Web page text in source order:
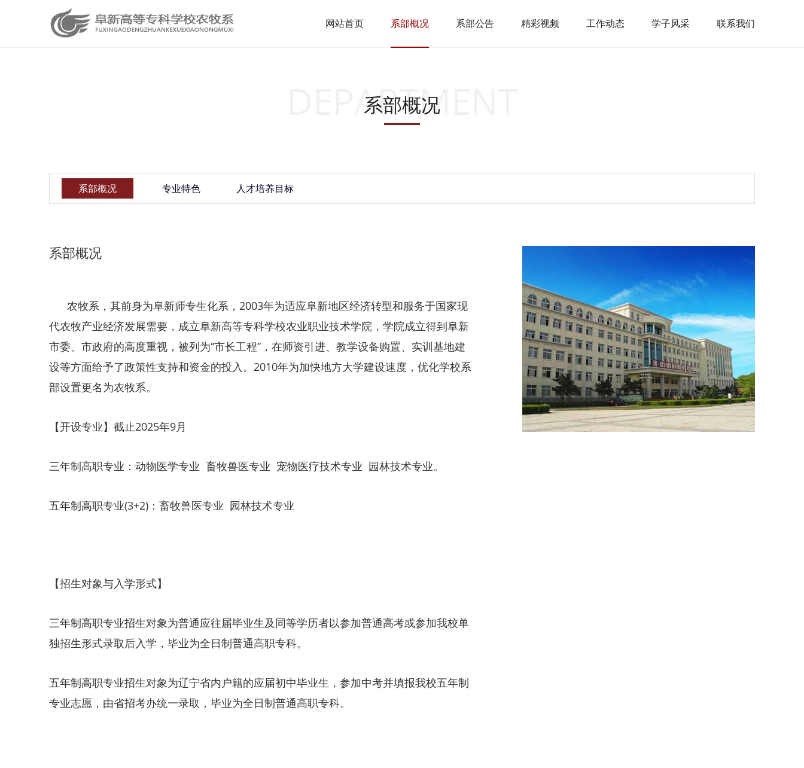
网站首页 系部概况 系部公告 精彩视频 工作动态 学子风采 联系我们
系部概况
DEPARTMENT
系部概况 专业特色 人才培养目标
系部概况
农牧系， 其前身为阜新师专生化系， 2003年为适应阜新地区经济转型和服务于国家现
代农牧产业经济发展需要，成立阜新高等专科学校农业职业技术学院，学院成立得到阜新
市委、市政府的高度重视，被列为“市长工程”，在师资引进、教学设备购置、实训基地建
设等方面给予了政策性支持和资金的投入。2010年为加快地方大学建设速度，优化学校系
部设置更名为农牧系。
【开设专业】截止2025年9月
三年制高职专业：动物医学专业 畜牧兽医专业 宠物医疗技术专业 园林技术专业。
五年制高职专业(3+2)：畜牧兽医专业 园林技术专业
【招生对象与入学形式】
三年制高职专业招生对象为普通应往届毕业生及同等学历者以参加普通高考或参加我校单
独招生形式录取后入学，毕业为全日制普通高职专科。
五年制高职专业招生对象为辽宁省内户籍的应届初中毕业生，参加中考并填报我校五年制
专业志愿，由省招考办统一录取，毕业为全日制普通高职专科。